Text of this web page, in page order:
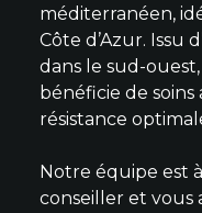
méditerranéen,
Côte d’Azur. Issu
dans le sud-
bénéficie de
résistance
Notre équipe est
conseiller et vous